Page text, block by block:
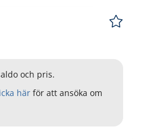
och pris.
här för att ansöka om